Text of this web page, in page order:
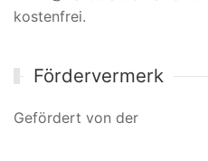
kostenfrei.
Fördervermerk
Gefördert von der